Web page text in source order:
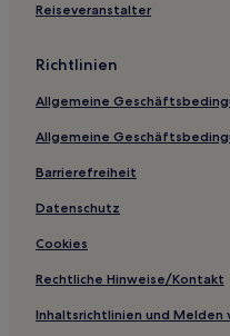
Reiseveranstalter
Richtlinien
Allgemeine
Allgemeine
Barrierefreiheit
Datenschutz
Cookies
Rechtliche Hinweise/Kontakt
Inhaltsrichtlinien und Melden